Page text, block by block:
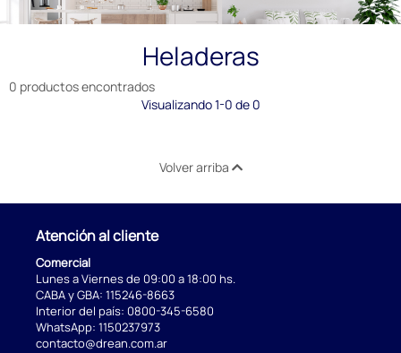
Heladeras
0 productos encontrados
Visualizando 1-0 de 0
Volver arriba
Atención al cliente
Comercial
Lunes a Viernes de 09:00 a 18:00 hs.
CABA y GBA: 115246-8663
Interior del país: 0800-345-6580
WhatsApp: 1150237973
contacto@drean.com.ar